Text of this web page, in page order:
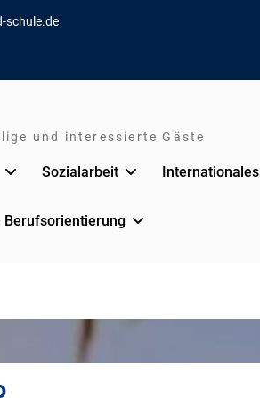
schule.de
und interessierte Gäste
Sozialarbeit Internationales
Berufsorientierung